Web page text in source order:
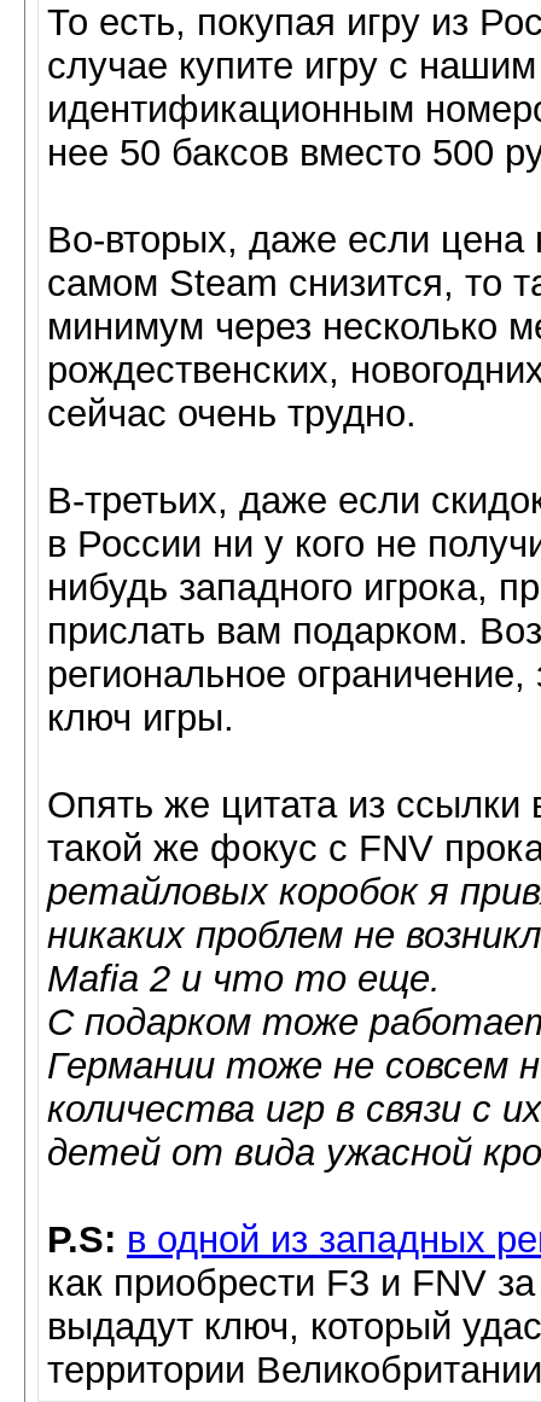
То есть, покупая игру из
случае купите игру с
идентификационным
нее 50 баксов вместо 500
Во-вторых, даже если
самом Steam снизится, то
минимум через несколько
рождественских,
сейчас очень трудно.
В-третьих, даже если
в России ни у кого не
нибудь западного игрока,
прислать вам подарком.
региональное
ключ игры.
Опять же цитата из ссылки
такой же фокус с FNV
ретайловых коробок я
никаких проблем не
Mafia 2 и что то еще.
С подарком тоже
Германии тоже не совсем
количества игр в связи с
детей от вида ужасной
P.S: в одной из западных
как приобрести F3 и FNV
выдадут ключ, который
территории